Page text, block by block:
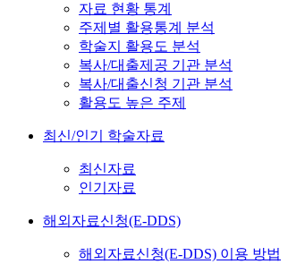
자료 현황 통계
주제별 활용통계 분석
학술지 활용도 분석
복사/대출제공 기관 분석
복사/대출신청 기관 분석
활용도 높은 주제
최신/인기 학술자료
최신자료
인기자료
해외자료신청(E-DDS)
해외자료신청(E-DDS) 이용 방법